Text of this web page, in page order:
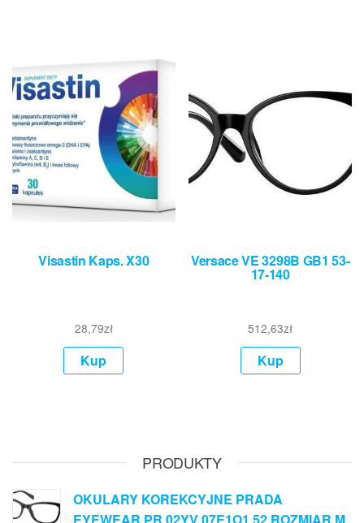
Visastin Kaps. X30
28,79zł
Kup
Versace VE 3298B GB1 53-
17-140
512,63zł
Kup
PRODUKTY
OKULARY KOREKCYJNE PRADA
EYEWEAR PR 02YV 07E1O1 52 ROZMIAR M